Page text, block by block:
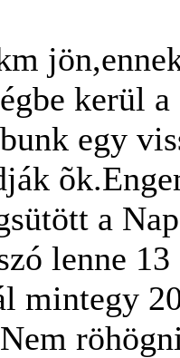
kerül
egy
a
lenne
mintegy